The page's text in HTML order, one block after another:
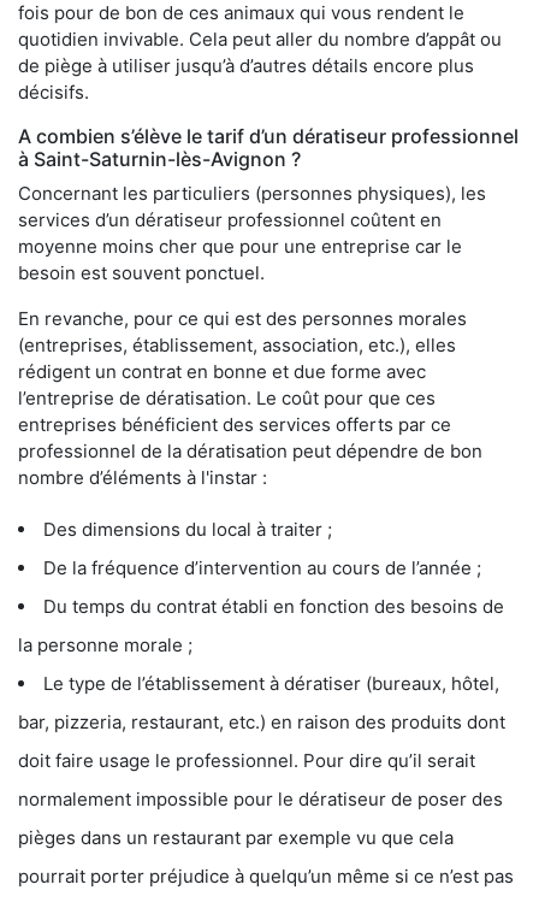
fois pour de bon de ces animaux qui vous rendent le
quotidien invivable. Cela peut aller du nombre d’appât ou
de piège à utiliser jusqu’à d’autres détails encore plus
décisifs.
A combien s’élève le tarif d’un dératiseur professionnel
à Saint-Saturnin-lès-Avignon ?
Concernant les particuliers (personnes physiques), les
services d’un dératiseur professionnel coûtent en
moyenne moins cher que pour une entreprise car le
besoin est souvent ponctuel.
En revanche, pour ce qui est des personnes morales
(entreprises, établissement, association, etc.), elles
rédigent un contrat en bonne et due forme avec
l’entreprise de dératisation. Le coût pour que ces
entreprises bénéficient des services offerts par ce
professionnel de la dératisation peut dépendre de bon
nombre d’éléments à l'instar :
Des dimensions du local à traiter ;
De la fréquence d’intervention au cours de l’année ;
Du temps du contrat établi en fonction des besoins de
la personne morale ;
Le type de l’établissement à dératiser (bureaux, hôtel,
bar, pizzeria, restaurant, etc.) en raison des produits dont
doit faire usage le professionnel. Pour dire qu’il serait
normalement impossible pour le dératiseur de poser des
pièges dans un restaurant par exemple vu que cela
pourrait porter préjudice à quelqu’un même si ce n’est pas